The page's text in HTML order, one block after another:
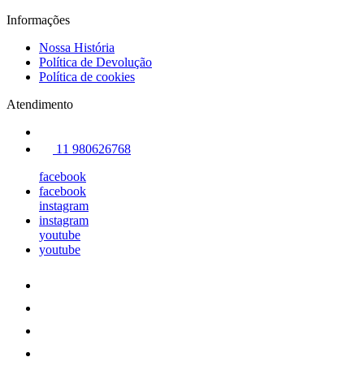
Informações
Nossa História
Política de Devolução
Política de cookies
Atendimento
11 980626768
facebook
facebook
instagram
instagram
youtube
youtube